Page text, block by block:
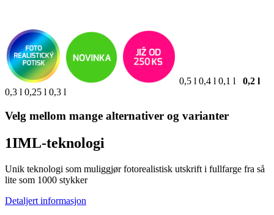
0,5 l 0,4 l 0,1 l 0,2 l
0,3 l 0,25 l 0,3 l
Velg mellom mange alternativer og varianter
1IML-teknologi
Unik teknologi som muliggjør fotorealistisk utskrift i fullfarge fra så
lite som 1000 stykker
Detaljert informasjon